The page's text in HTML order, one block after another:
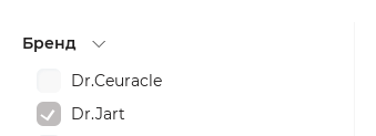
Бренд
Dr.Ceuracle
Dr.Jart